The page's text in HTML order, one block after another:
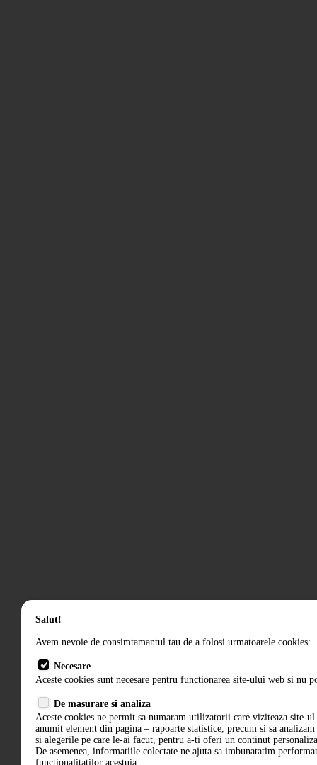
Salut!
Avem nevoie de consimtamantul tau de a folosi urmatoarele cookies:
Necesare
Aceste cookies sunt necesare pentru functionarea site-ului web si nu
De masurare si analiza
Aceste cookies ne permit sa numaram utilizatorii care viziteaza site-ul
anumit element din pagina – rapoarte statistice, precum si sa
si alegerile pe care le-ai facut, pentru a-ti oferi un continut
De asemenea, informatiile colectate ne ajuta sa imbunatatim
functionalitatilor acestuia.